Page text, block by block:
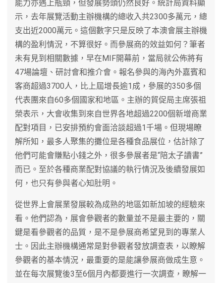
能力亦遇上瓶頸，但發展勢頭仍然良好。統計局資料顯
示，去年展覽活動主辦機構的總收入共2300多萬元，總
支出近2000萬元。這個數字只是反映了本澳會展主辦機
構的盈利情況，不算很好。而參展商的效益如何？筆者
未有見到相關數據，早在MIF開幕前，當局就公佈將有
47場論壇、研討會和推介會。報名參與的海內外嘉賓和
客商超過3700人，比上屆增長逾1成，參展的350多個
代表團來自60多個國家和地區。主辦的貿促局主席張祖
榮表示，大會收集到來自世界各地超過2200個新增商業
配對項目，已安排預約會面洽談超過1千場。但現場瞭
解所知，最多人聚集的攤位是各種食品展位，估計除了
他們可能會賺點小錢之外，很多參展者是“陪太子讀書”
而已。至於各種商業配對協議的執行情況及後續發展如
何，也只有參與者心知肚明。
從世界上會展業發展較為成熟的地區如新加坡的經驗來
看。他們認為，展會參觀者的數量並不是最主要的，關
鍵是看參觀者的品質，是不是參展商希望見到的專業人
士。因此主辦機構通常是對參觀者發放調查表，以瞭解
參觀者的基本情況，最重要的是能讓參展商做成生意。
並在每次展覽後3至6個月內都要進行一次調查，瞭解一